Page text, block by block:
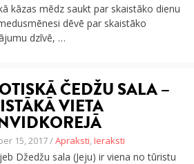
kāzas mēdz saukt par skaistāko dienu
dēvē par skaistāko
dzīvē, …
ČEDŽU SALA –
VIETA
15, 2017 /Apraksti,Ieraksti
Džedžu sala (Jeju) ir viena no tūristu